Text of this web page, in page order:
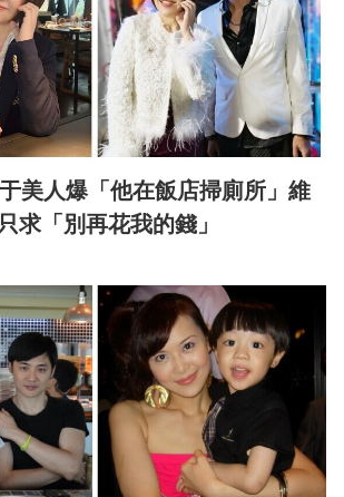
美人爆「他在飯店掃廁所」維
「別再花我的錢」